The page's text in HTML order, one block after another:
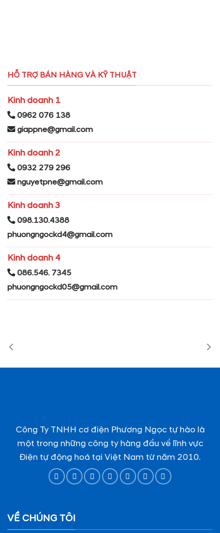
HỖ TRỢ BÁN HÀNG VÀ KỸ THUẬT
Kinh doanh 1
0962 076 138
giappne@gmail.com
Kinh doanh 2
0932 279 296
nguyetpne@gmail.com
Kinh doanh 3
098.130.4388
phuongngockd4@gmail.com
Kinh doanh 4
086.546. 7345
phuongngockd05@gmail.com
Công Ty TNHH cơ điện Phương Ngọc tự hào là
một trong những công ty hàng đầu về lĩnh vực
Điện tự động hoá tại Việt Nam từ năm 2010.
VỀ CHÚNG TÔI